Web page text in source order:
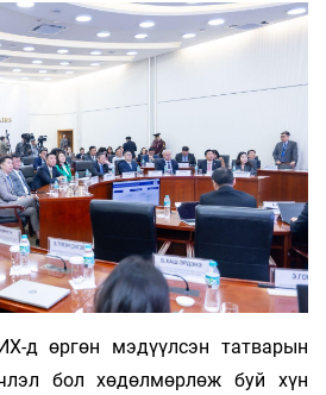
д өргөн мэдүүлсэн татварын
бол хөдөлмөрлөж буй хүн